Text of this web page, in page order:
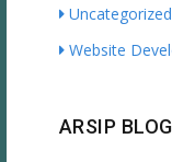
Uncategorized
Website
ARSIP BLOG